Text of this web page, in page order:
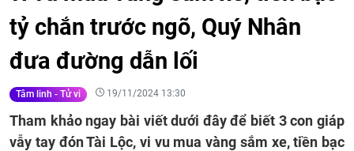
tỷ chắn trước ngõ, Quý Nhân
đưa đường dẫn lối
Tâm linh - Tử vi 19/11/2024 13:30
Tham khảo ngay bài viết dưới đây để biết 3 con giáp
vẫy tay đón Tài Lộc, vi vu mua vàng sắm xe, tiền bạc